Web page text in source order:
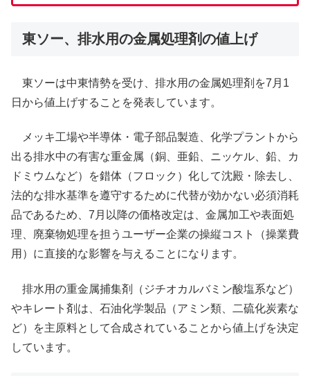
東ソー、排水用の金属処理剤の値上げ
東ソーは中東情勢を受け、排水用の金属処理剤を7月1
日から値上げすることを発表しています。
メッキ工場や半導体・電子部品製造、化学プラントから
出る排水中の有害な重金属（銅、亜鉛、ニッケル、鉛、カ
ドミウムなど）を錯体（フロック）化して沈殿・除去し、
法的な排水基準を遵守するために代替が効かない必須消耗
品であるため、7月以降の価格改定は、金属加工や表面処
理、廃棄物処理を担うユーザー企業の操縦コスト（操業費
用）に直接的な影響を与えることになります。
排水用の重金属捕集剤（ジチオカルバミン酸塩系など）
やキレート剤は、石油化学製品（アミン類、二硫化炭素な
ど）を主原料として合成されていることから値上げを決定
しています。